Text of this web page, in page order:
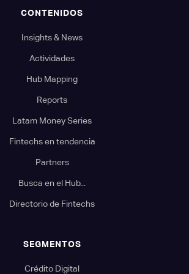
CONTENIDOS
Insights & News
Actividades
Hub Mapping
Reports
Latam Money Series
Fintechs en tendencia
Partners
Busca en el Hub...
Directorio de Fintechs
SEGMENTOS
Crédito Digital